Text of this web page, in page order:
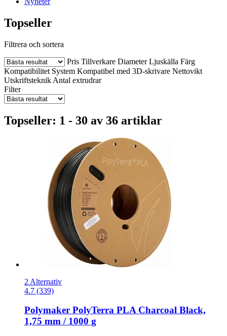
Topseller
Filtrera och sortera
Pris Tillverkare Diameter Ljuskälla Färg
Kompatibilitet System Kompatibel med 3D-skrivare Nettovikt
Utskriftsteknik Antal extrudrar
Filter
Topseller: 1 - 30 av 36 artiklar
2 Alternativ
4.7 (339)
Polymaker PolyTerra PLA Charcoal Black,
1,75 mm / 1000 g